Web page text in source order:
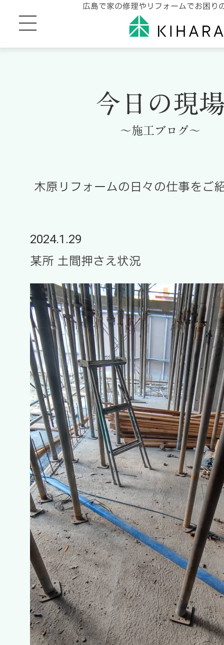
広島で家の修理やリフォームでお困り
今日の現
～施工ブログ～
木原リフォームの日々の仕事をご
2024.1.29
某所 土間押さえ状況